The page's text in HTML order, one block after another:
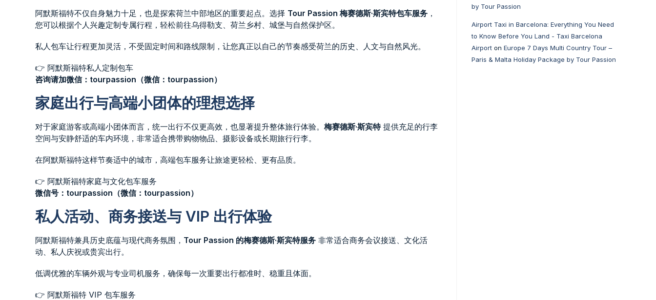
阿默斯福特不仅自身魅力十足，也是探索荷兰中部地区的重要起点。选择 Tour Passion 梅赛德斯·斯宾特包车服务 ，
您可以根据个人兴趣定制专属行程，轻松前往乌得勒支、荷兰乡村、城堡与自然保护区。
私人包车让行程更加灵活，不受固定时间和路线限制，让您真正以自己的节奏感受荷兰的历史、人文与自然风光。
👉 阿默斯福特私人定制包车
咨询请加微信：tourpassion（微信：tourpassion）
家庭出行与高端小团体的理想选择
对于家庭游客或高端小团体而言，统一出行不仅更高效，也显著提升整体旅行体验。 梅赛德斯·斯宾特提供充足的行李
空间与安静舒适的车内环境，非常适合携带购物物品、摄影设备或长期旅行行李。
在阿默斯福特这样节奏适中的城市，高端包车服务让旅途更轻松、更有品质。
👉 阿默斯福特家庭与文化包车服务
微信号：tourpassion（微信：tourpassion）
私人活动、商务接送与 VIP 出行体验
阿默斯福特兼具历史底蕴与现代商务氛围， Tour Passion 的梅赛德斯·斯宾特服务 非常适合商务会议接送、文化活
动、私人庆祝或贵宾出行。
低调优雅的车辆外观与专业司机服务，确保每一次重要出行都准时、稳重且体面。
👉 阿默斯福特 VIP 包车服务
by Tour Passion
Airport Taxi in Barcelona: Everything You Need
to Know Before You Land - Taxi Barcelona
Airport on Europe 7 Days Multi Country Tour –
Paris & Malta Holiday Package by Tour Passion